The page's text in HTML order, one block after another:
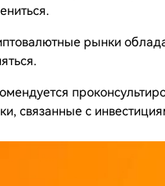
рынки
связанные с